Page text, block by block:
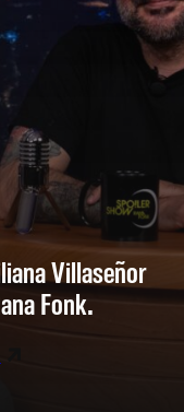
Villaseñor
Fonk.